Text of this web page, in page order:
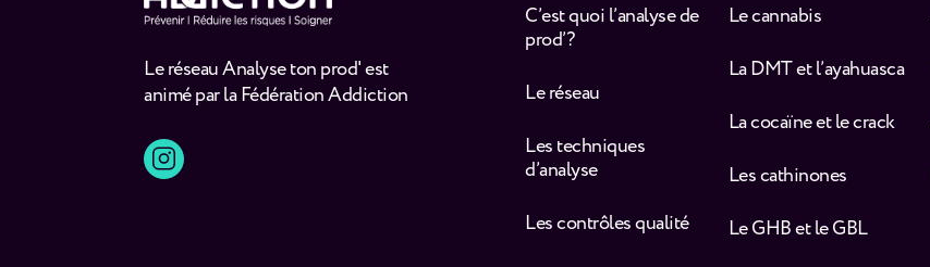
Le réseau Analyse ton prod' est
animé par la Fédération Addiction
C’est quoi l’analyse de
prod’ ?
Le réseau
Les techniques
d’analyse
Les contrôles qualité
Le cannabis
La DMT et l’ayahuasca
La cocaïne et le crack
Les cathinones
Le GHB et le GBL